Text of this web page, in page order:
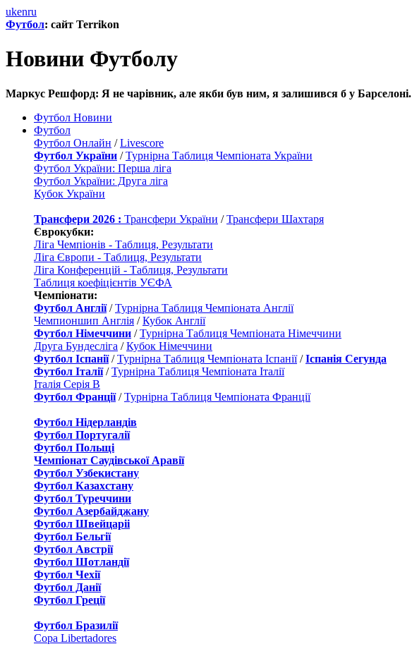
ukenru
Футбол: сайт Terrikon
Новини Футболу
Маркус Решфорд: Я не чарівник, але якби був ним, я залишився б у Барселоні.
Футбол Новини
Футбол
Футбол Онлайн /Livescore
Футбол України /Турнірна Таблиця Чемпіоната України
Футбол України: Перша ліга
Футбол України: Друга ліга
Кубок України
Трансфери 2026 : Трансфери України /Трансфери Шахтаря
Єврокубки:
Ліга Чемпіонів - Таблиця, Результати
Ліга Європи - Таблиця, Результати
Ліга Конференцій - Таблиця, Результати
Таблиця коефіцієнтів УЄФА
Чемпіонати:
Футбол Англії/Турнірна Таблиця Чемпіоната Англії
Чемпионшип Англія /Кубок Англії
Футбол Німеччини /Турнірна Таблиця Чемпіоната Німеччини
Друга Бундесліга /Кубок Німеччини
Футбол Іспанії/Турнірна Таблиця Чемпіоната Іспанії/Іспанія Сегунда
Футбол Італії/Турнірна Таблиця Чемпіоната Італії
Італія Серія B
Футбол Франції/Турнірна Таблиця Чемпіоната Франції
Футбол Нідерландiв
Футбол Португалії
Футбол Польщі
Чемпіонат Саудівської Аравії
Футбол Узбекистану
Футбол Казахстану
Футбол Туреччини
Футбол Азербайджану
Футбол Швейцаріі
Футбол Бельгії
Футбол Австрії
Футбол Шотландії
Футбол Чехії
Футбол Данії
Футбол Греції
Футбол Бразилії
Copa Libertadores